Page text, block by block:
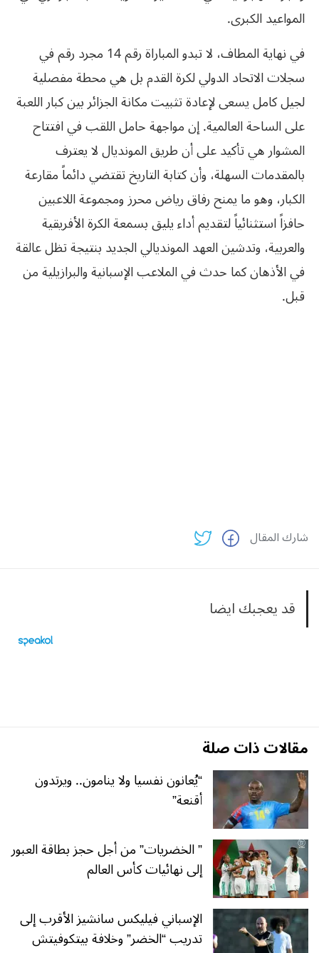
المواعيد الكبرى.
في نهاية المطاف، لا تبدو المباراة رقم 14 مجرد رقم في
سجلات الاتحاد الدولي لكرة القدم بل هي محطة مفصلية
لجيل كامل يسعى لإعادة تثبيت مكانة الجزائر بين كبار اللعبة
على الساحة العالمية. إن مواجهة حامل اللقب في افتتاح
المشوار هي تأكيد على أن طريق المونديال لا يعترف
بالمقدمات السهلة، وأن كتابة التاريخ تقتضي دائماً مقارعة
الكبار، وهو ما يمنح رفاق رياض محرز ومجموعة اللاعبين
حافزاً استثنائياً لتقديم أداء يليق بسمعة الكرة الأفريقية
والعربية، وتدشين العهد المونديالي الجديد بنتيجة تظل عالقة
في الأذهان كما حدث في الملاعب الإسبانية والبرازيلية من
قبل.
شارك المقال
قد يعجبك ايضا
مقالات ذات صلة
“يُعانون نفسيا ولا ينامون.. ويرتدون
أقنعة”
” الخضريات” من أجل حجز بطاقة العبور
إلى نهائيات كأس العالم
الإسباني فيليكس سانشيز الأقرب إلى
تدريب “الخضر” وخلافة بيتكوفيتش